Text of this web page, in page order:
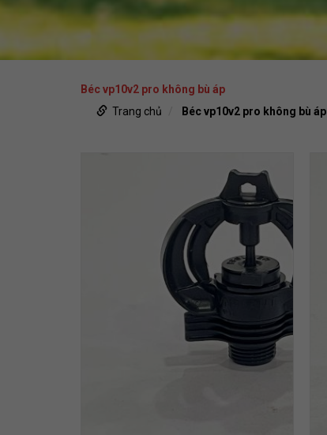
Béc vp10v2 pro không bù áp
Trang chủ
Béc vp10v2 pro không bù áp